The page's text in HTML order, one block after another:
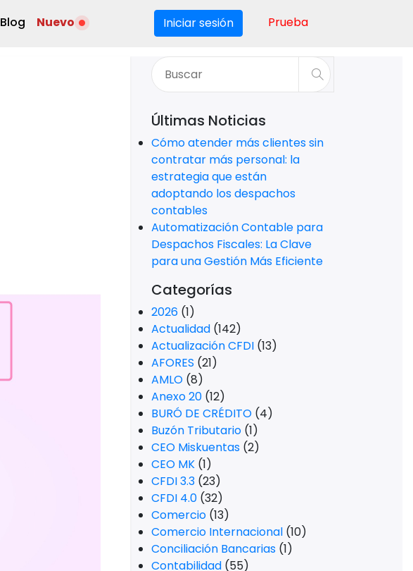
Blog Nuevo Iniciar sesión Prueba
Últimas Noticias
Cómo atender más clientes sin
contratar más personal: la
estrategia que están
adoptando los despachos
contables
Automatización Contable para
Despachos Fiscales: La Clave
para una Gestión Más Eficiente
Categorías
2026 (1)
Actualidad (142)
Actualización CFDI (13)
AFORES (21)
AMLO (8)
Anexo 20 (12)
BURÓ DE CRÉDITO (4)
Buzón Tributario (1)
CEO Miskuentas (2)
CEO MK (1)
CFDI 3.3 (23)
CFDI 4.0 (32)
Comercio (13)
Comercio Internacional (10)
Conciliación Bancarias (1)
Contabilidad (55)